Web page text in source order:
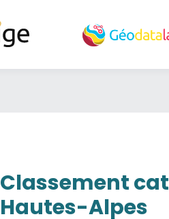
Classement
Hautes-Alpes